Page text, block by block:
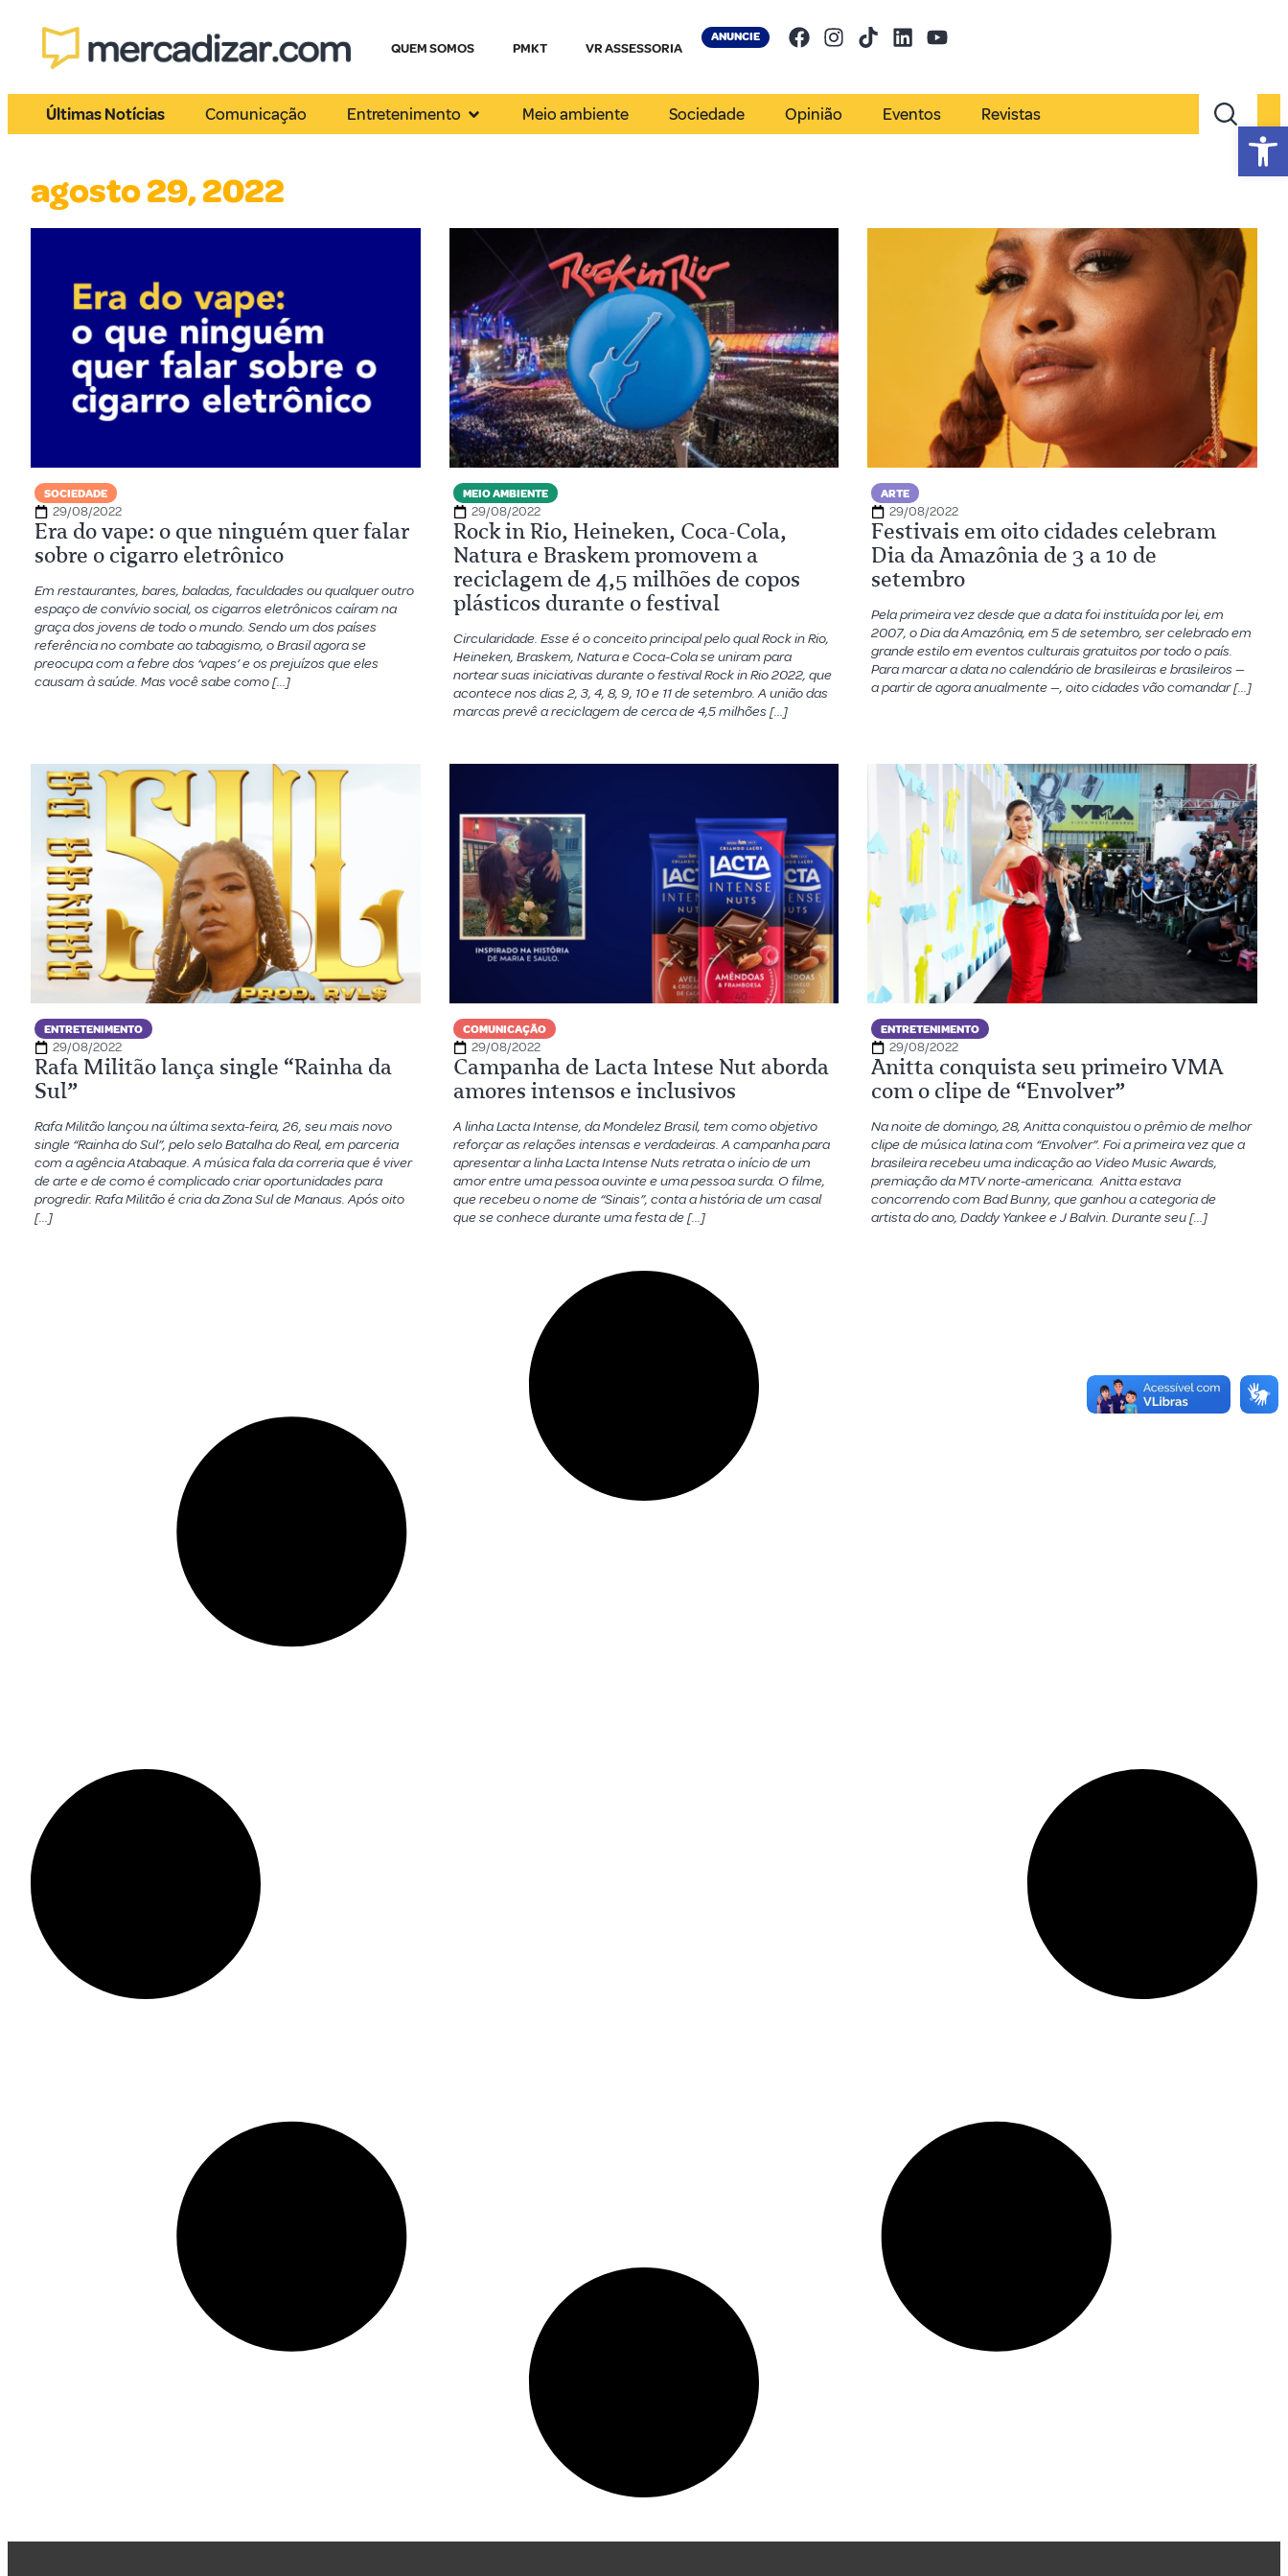
QUEM SOMOS PMKT VR ASSESSORIA
ANUNCIE
Últimas Notícias Comunicação Entretenimento Meio ambiente Sociedade Opinião Eventos Revistas
agosto 29, 2022
SOCIEDADE
29/08/2022
Era do vape: o que ninguém quer falar
sobre o cigarro eletrônico
Em restaurantes, bares, baladas, faculdades ou qualquer outro
espaço de convívio social, os cigarros eletrônicos caíram na
graça dos jovens de todo o mundo. Sendo um dos países
referência no combate ao tabagismo, o Brasil agora se
preocupa com a febre dos ‘vapes’ e os prejuízos que eles
causam à saúde. Mas você sabe como […]
MEIO AMBIENTE
29/08/2022
Rock in Rio, Heineken, Coca-Cola,
Natura e Braskem promovem a
reciclagem de 4,5 milhões de copos
plásticos durante o festival
Circularidade. Esse é o conceito principal pelo qual Rock in Rio,
Heineken, Braskem, Natura e Coca-Cola se uniram para
nortear suas iniciativas durante o festival Rock in Rio 2022, que
acontece nos dias 2, 3, 4, 8, 9, 10 e 11 de setembro. A união das
marcas prevê a reciclagem de cerca de 4,5 milhões […]
ARTE
29/08/2022
Festivais em oito cidades celebram
Dia da Amazônia de 3 a 10 de
setembro
Pela primeira vez desde que a data foi instituída por lei, em
2007, o Dia da Amazônia, em 5 de setembro, ser celebrado em
grande estilo em eventos culturais gratuitos por todo o país.
Para marcar a data no calendário de brasileiras e brasileiros —
a partir de agora anualmente —, oito cidades vão comandar […]
ENTRETENIMENTO
29/08/2022
Rafa Militão lança single “Rainha da
Sul”
Rafa Militão lançou na última sexta-feira, 26, seu mais novo
single “Rainha do Sul”, pelo selo Batalha do Real, em parceria
com a agência Atabaque. A música fala da correria que é viver
de arte e de como é complicado criar oportunidades para
progredir. Rafa Militão é cria da Zona Sul de Manaus. Após oito
[…]
COMUNICAÇÃO
29/08/2022
Campanha de Lacta Intese Nut aborda
amores intensos e inclusivos
A linha Lacta Intense, da Mondelez Brasil, tem como objetivo
reforçar as relações intensas e verdadeiras. A campanha para
apresentar a linha Lacta Intense Nuts retrata o início de um
amor entre uma pessoa ouvinte e uma pessoa surda. O filme,
que recebeu o nome de “Sinais”, conta a história de um casal
que se conhece durante uma festa de […]
ENTRETENIMENTO
29/08/2022
Anitta conquista seu primeiro VMA
com o clipe de “Envolver”
Na noite de domingo, 28, Anitta conquistou o prêmio de melhor
clipe de música latina com “Envolver”. Foi a primeira vez que a
brasileira recebeu uma indicação ao Video Music Awards,
premiação da MTV norte-americana. Anitta estava
concorrendo com Bad Bunny, que ganhou a categoria de
artista do ano, Daddy Yankee e J Balvin. Durante seu […]